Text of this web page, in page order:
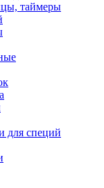
таймеры
для специй